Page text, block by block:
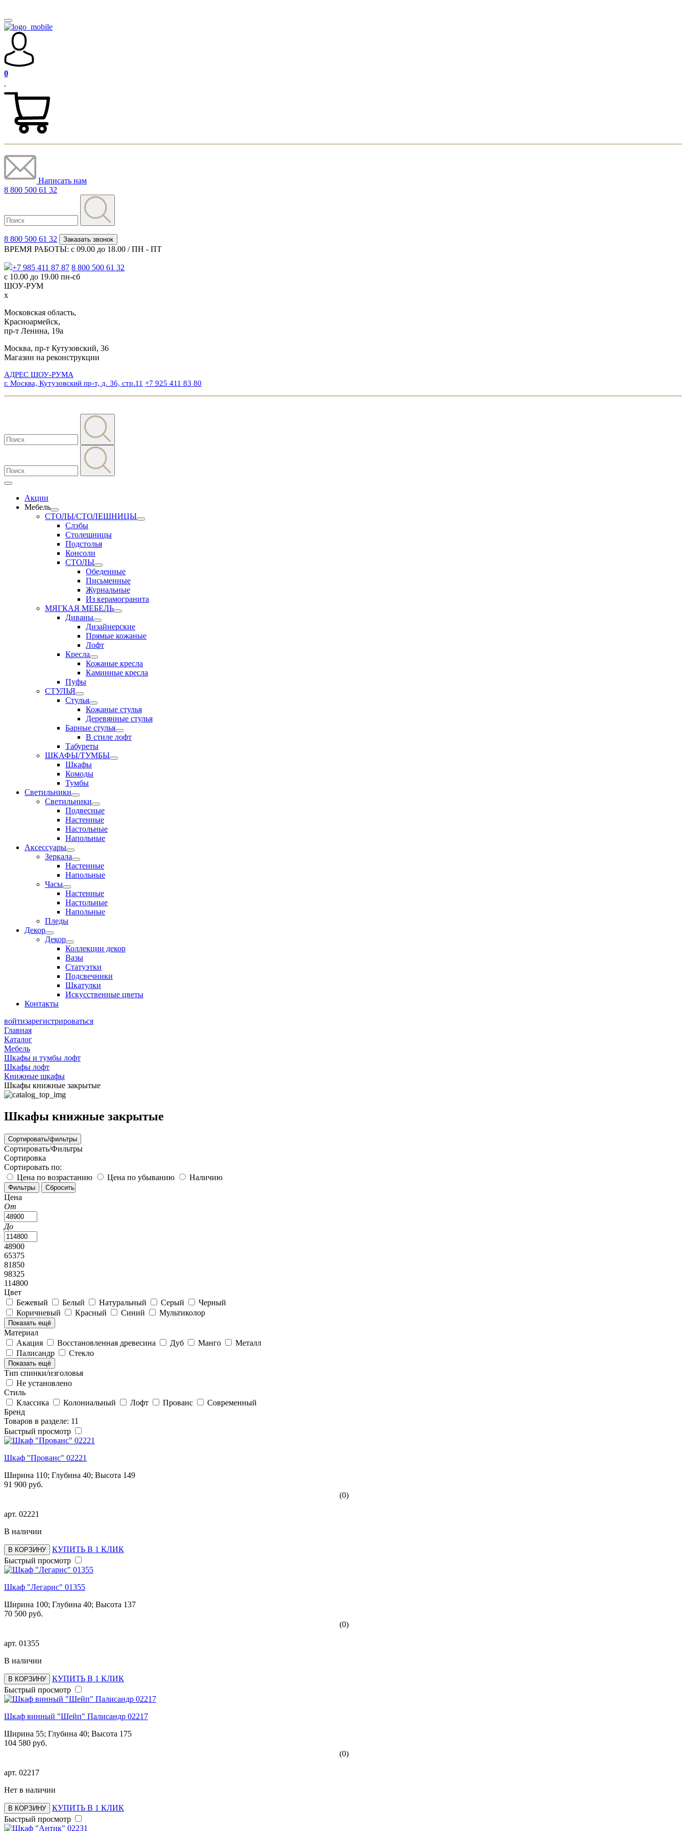
0
Написать нам
8 800 500 61 32
8 800 500 61 32 Заказать звонок
ВРЕМЯ РАБОТЫ: с 09.00 до 18.00 / ПН - ПТ
+7 985 411 87 87 8 800 500 61 32
с 10.00 до 19.00 пн-сб
ШОУ-РУМ
x
Московская область,
Красноармейск,
пр-т Ленина, 19а
Москва, пр-т Кутузовский, 36
Магазин на реконструкции
АДРЕС ШОУ-РУМА
г. Москва, Кутузовский пр-т, д. 36, стр.11 +7 925 411 83 80
Акции
Мебель
СТОЛЫ/СТОЛЕШНИЦЫ
Слэбы
Столешницы
Подстолья
Консоли
СТОЛЫ
Обеденные
Письменные
Журнальные
Из керамогранита
МЯГКАЯ МЕБЕЛЬ
Диваны
Дизайнерские
Прямые кожаные
Лофт
Кресла
Кожаные кресла
Каминные кресла
Пуфы
СТУЛЬЯ
Стулья
Кожаные стулья
Деревянные стулья
Барные стулья
В стиле лофт
Табуреты
ШКАФЫ/ТУМБЫ
Шкафы
Комоды
Тумбы
Светильники
Светильники
Подвесные
Настенные
Настольные
Напольные
Аксессуары
Зеркала
Настенные
Напольные
Часы
Настенные
Настольные
Напольные
Пледы
Декор
Декор
Коллекции декор
Вазы
Статуэтки
Подсвечники
Шкатулки
Искусственные цветы
Контакты
войтизарегистрироваться
Главная
Каталог
Мебель
Шкафы и тумбы лофт
Шкафы лофт
Книжные шкафы
Шкафы книжные закрытые
Шкафы книжные закрытые
Сортировать/фильтры
Сортировать/Фильтры
Сортировка
Сортировать по:
Цена по возрастанию
Цена по убыванию Наличию
Цена
От
До
48900
65375
81850
98325
114800
Цвет
Бежевый
Белый Натуральный Серый
Черный
Коричневый
Красный Синий Мультиколор
Показать ещё
Материал
Акация
Восстановленная древесина Дуб Манго
Металл
Палисандр
Стекло
Показать ещё
Тип спинки/изголовья
Не установлено
Стиль
Классика
Колониальный Лофт Прованс
Современный
Бренд
Товаров в разделе: 11
Быстрый просмотр
Шкаф "Прованс" 02221
Ширина 110; Глубина 40; Высота 149
91 900 руб.
(0)
арт. 02221
В наличии
В КОРЗИНУ
КУПИТЬ В 1 КЛИК
Быстрый просмотр
Шкаф "Легарис" 01355
Ширина 100; Глубина 40; Высота 137
70 500 руб.
(0)
арт. 01355
В наличии
В КОРЗИНУ
КУПИТЬ В 1 КЛИК
Быстрый просмотр
Шкаф винный "Шейп" Палисандр 02217
Ширина 55; Глубина 40; Высота 175
104 580 руб.
(0)
арт. 02217
Нет в наличии
В КОРЗИНУ
КУПИТЬ В 1 КЛИК
Быстрый просмотр